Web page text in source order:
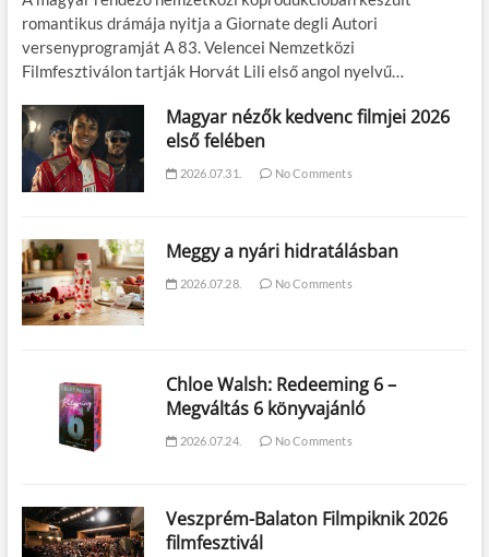
romantikus drámája nyitja a Giornate degli Autori
versenyprogramját A 83. Velencei Nemzetközi
Filmfesztiválon tartják Horvát Lili első angol nyelvű…
Magyar nézők kedvenc filmjei 2026
első felében
2026.07.31. No Comments
Meggy a nyári hidratálásban
2026.07.28. No Comments
Chloe Walsh: Redeeming 6 –
Megváltás 6 könyvajánló
2026.07.24. No Comments
Veszprém-Balaton Filmpiknik 2026
filmfesztivál